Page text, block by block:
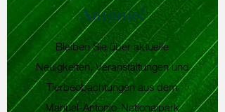
Antonio!
Bleiben Sie über aktuelle
Neuigkeiten, Veranstaltungen und
Tierbeobachtungen aus dem
Manuel-Antonio-Nationalpark